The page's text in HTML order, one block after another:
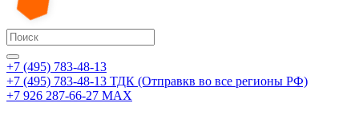
+7 (495) 783-48-13
+7 (495) 783-48-13 ТДК (Отправкв во все регионы РФ)
+7 926 287-66-27 МАХ